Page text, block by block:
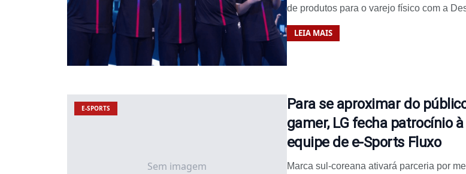
de produtos para o varejo físico com a
LEIA MAIS
Sem imagem
E-SPORTS
Para se aproximar do
gamer, LG fecha patrocínio à
equipe de e-Sports Fluxo
Marca sul-coreana ativará parceria por